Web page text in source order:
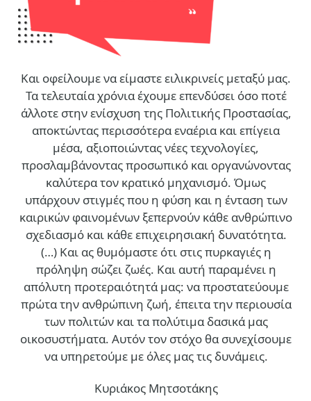
Και οφείλουμε να είμαστε ειλικρινείς μεταξύ μας.
Τα τελευταία χρόνια έχουμε επενδύσει όσο ποτέ
άλλοτε στην ενίσχυση της Πολιτικής Προστασίας,
αποκτώντας περισσότερα εναέρια και επίγεια
μέσα, αξιοποιώντας νέες τεχνολογίες,
προσλαμβάνοντας προσωπικό και οργανώνοντας
καλύτερα τον κρατικό μηχανισμό. Όμως
υπάρχουν στιγμές που η φύση και η ένταση των
καιρικών φαινομένων ξεπερνούν κάθε ανθρώπινο
σχεδιασμό και κάθε επιχειρησιακή δυνατότητα.
(…) Και ας θυμόμαστε ότι στις πυρκαγιές η
πρόληψη σώζει ζωές. Και αυτή παραμένει η
απόλυτη προτεραιότητά μας: να προστατεύουμε
πρώτα την ανθρώπινη ζωή, έπειτα την περιουσία
των πολιτών και τα πολύτιμα δασικά μας
οικοσυστήματα. Αυτόν τον στόχο θα συνεχίσουμε
να υπηρετούμε με όλες μας τις δυνάμεις.
Κυριάκος Μητσοτάκης